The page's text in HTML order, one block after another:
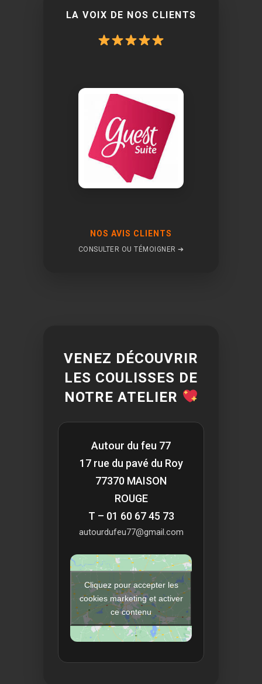
LA VOIX DE NOS CLIENTS
NOS AVIS CLIENTS
CONSULTER OU TÉMOIGNER ➔
VENEZ DÉCOUVRIR
LES COULISSES DE
NOTRE ATELIER
Autour du feu 77
17 rue du pavé du Roy
77370 MAISON
ROUGE
T – 01 60 67 45 73
autourdufeu77@gmail.com
Cliquez pour accepter les
cookies marketing et activer
ce contenu